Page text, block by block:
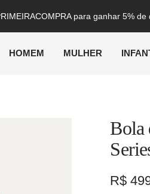
para ganhar 5% de
HOMEM MULHER
Bola
Preço
R$